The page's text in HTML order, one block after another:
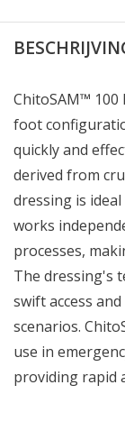
ChitoSAM™ 100
foot
quickly and
derived from
dressing is
works
processes,
The dressing's
swift access
scenarios.
use in
providing rapid